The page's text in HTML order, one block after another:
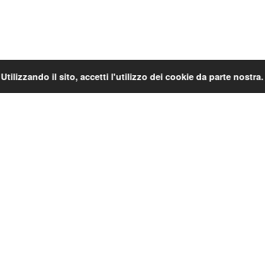
Utilizzando il sito, accetti l'utilizzo dei cookie da parte nostra.